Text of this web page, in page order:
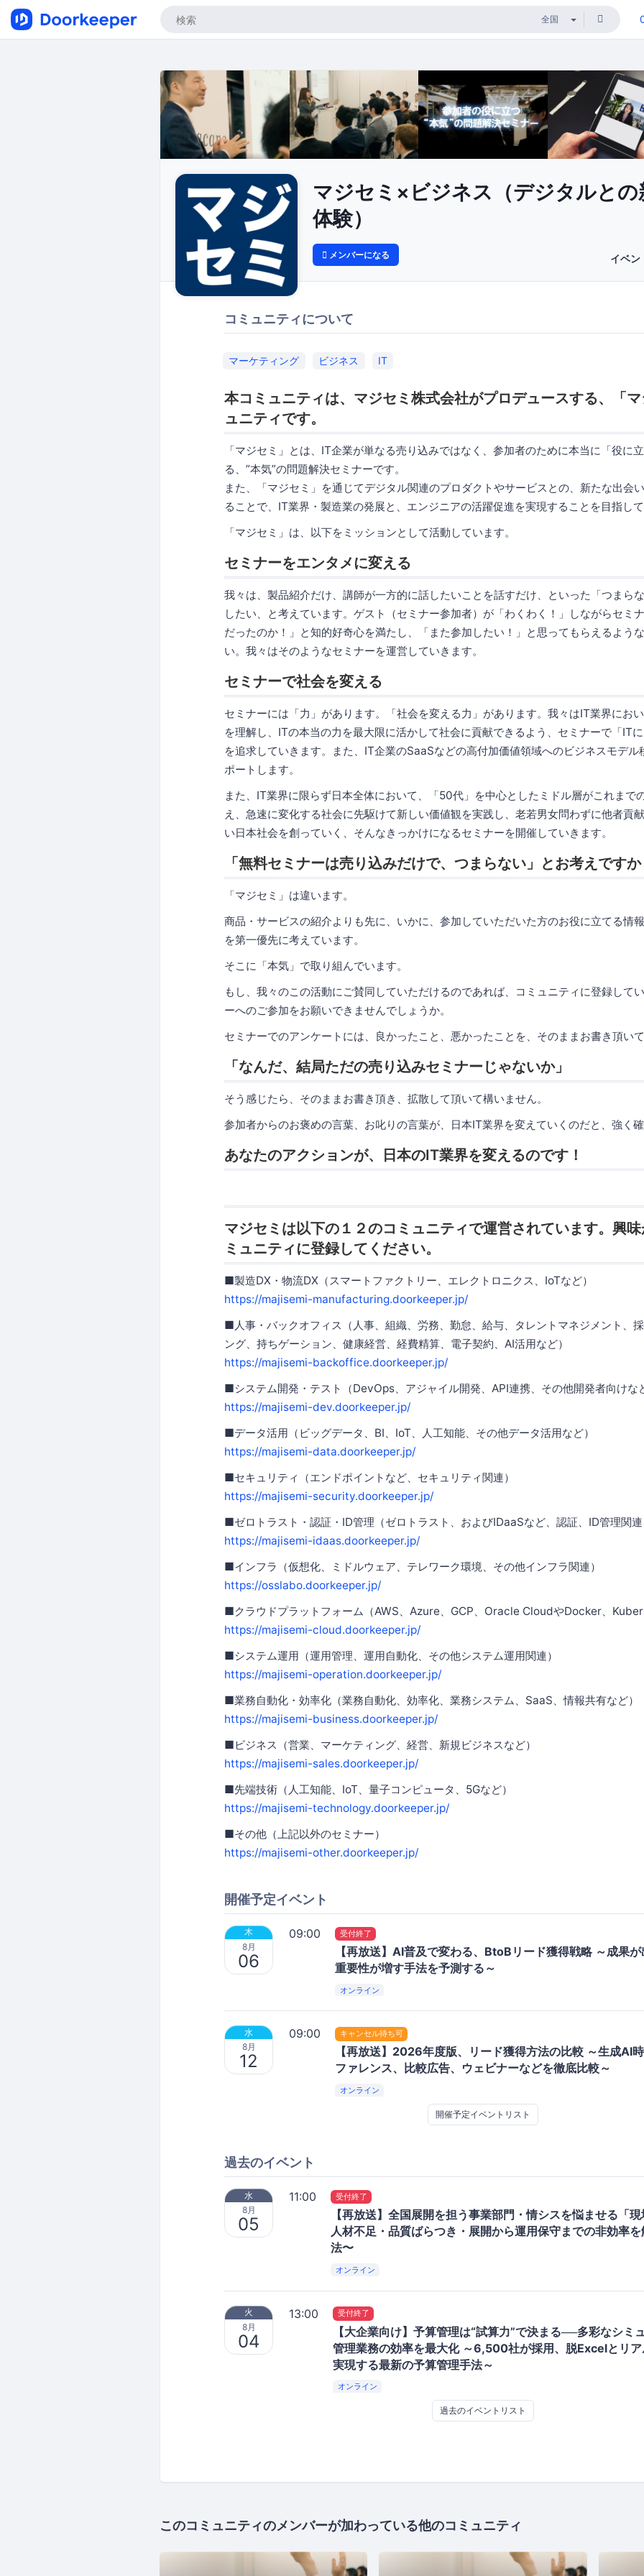
マジセミ×ビジネス（デジタルとの
体験）
メンバーになる イベン
コミュニティについて
マーケティング ビジネス IT
本コミュニティは、マジセミ株式会社がプロデュースする、「
ュニティです。
「マジセミ」とは、IT企業が単なる売り込みではなく、参加者のために本当に「役に
る、”本気”の問題解決セミナーです。
また、「マジセミ」を通じてデジタル関連のプロダクトやサービスとの、新たな出会
ることで、IT業界・製造業の発展と、エンジニアの活躍促進を実現することを目指して
「マジセミ」は、以下をミッションとして活動しています。
セミナーをエンタメに変える
我々は、製品紹介だけ、講師が一方的に話したいことを話すだけ、といった「つまら
したい、と考えています。ゲスト（セミナー参加者）が「わくわく！」しながらセミ
だったのか！」と知的好奇心を満たし、「また参加したい！」と思ってもらえるよう
い。我々はそのようなセミナーを運営していきます。
セミナーで社会を変える
セミナーには「力」があります。「社会を変える力」があります。我々はIT業界にお
を理解し、ITの本当の力を最大限に活かして社会に貢献できるよう、セミナーで「ITに
を追求していきます。また、IT企業のSaaSなどの高付加価値領域へのビジネスモデル
ポートします。
また、IT業界に限らず日本全体において、「50代」を中心としたミドル層がこれまで
え、急速に変化する社会に先駆けて新しい価値観を実践し、老若男女問わずに他者貢
い日本社会を創っていく、そんなきっかけになるセミナーを開催していきます。
「無料セミナーは売り込みだけで、つまらない」とお考えですか
「マジセミ」は違います。
商品・サービスの紹介よりも先に、いかに、参加していただいた方のお役に立てる情
を第一優先に考えています。
そこに「本気」で取り組んでいます。
もし、我々のこの活動にご賛同していただけるのであれば、コミュニティに登録して
ーへのご参加をお願いできませんでしょうか。
セミナーでのアンケートには、良かったこと、悪かったことを、そのままお書き頂いて
「なんだ、結局ただの売り込みセミナーじゃないか」
そう感じたら、そのままお書き頂き、拡散して頂いて構いません。
参加者からのお褒めの言葉、お叱りの言葉が、日本IT業界を変えていくのだと、強く確
あなたのアクションが、日本のIT業界を変えるのです！
マジセミは以下の１２のコミュニティで運営されています。興
ミュニティに登録してください。
■製造DX・物流DX（スマートファクトリー、エレクトロニクス、IoTなど）
https://majisemi-manufacturing.doorkeeper.jp/
■人事・バックオフィス（人事、組織、労務、勤怠、給与、タレントマネジメント、
ング、持ちゲーション、健康経営、経費精算、電子契約、AI活用など）
https://majisemi-backoffice.doorkeeper.jp/
■システム開発・テスト（DevOps、アジャイル開発、API連携、その他開発者向けな
https://majisemi-dev.doorkeeper.jp/
■データ活用（ビッグデータ、BI、IoT、人工知能、その他データ活用など）
https://majisemi-data.doorkeeper.jp/
■セキュリティ（エンドポイントなど、セキュリティ関連）
https://majisemi-security.doorkeeper.jp/
■ゼロトラスト・認証・ID管理（ゼロトラスト、およびIDaaSなど、認証、ID管理関連
https://majisemi-idaas.doorkeeper.jp/
■インフラ（仮想化、ミドルウェア、テレワーク環境、その他インフラ関連）
https://osslabo.doorkeeper.jp/
■クラウドプラットフォーム（AWS、Azure、GCP、Oracle CloudやDocker、
https://majisemi-cloud.doorkeeper.jp/
■システム運用（運用管理、運用自動化、その他システム運用関連）
https://majisemi-operation.doorkeeper.jp/
■業務自動化・効率化（業務自動化、効率化、業務システム、SaaS、情報共有など）
https://majisemi-business.doorkeeper.jp/
■ビジネス（営業、マーケティング、経営、新規ビジネスなど）
https://majisemi-sales.doorkeeper.jp/
■先端技術（人工知能、IoT、量子コンピュータ、5Gなど）
https://majisemi-technology.doorkeeper.jp/
■その他（上記以外のセミナー）
https://majisemi-other.doorkeeper.jp/
開催予定イベント
木
8月
06
09:00 受付終了
【再放送】AI普及で変わる、BtoBリード獲得戦略 ～成果が
重要性が増す手法を予測する～
オンライン
水
8月
12
09:00 キャンセル待ち可
【再放送】2026年度版、リード獲得方法の比較 ～生成AI
ファレンス、比較広告、ウェビナーなどを徹底比較～
オンライン
開催予定イベントリスト
過去のイベント
水
8月
05
11:00 受付終了
【再放送】全国展開を担う事業部門・情シスを悩ませる「
人材不足・品質ばらつき・展開から運用保守までの非効率
法〜
オンライン
火
8月
04
13:00 受付終了
【大企業向け】予算管理は“試算力”で決まる──多彩なシミ
管理業務の効率を最大化 ～6,500社が採用、脱Excelとリ
実現する最新の予算管理手法～
オンライン
過去のイベントリスト
このコミュニティのメンバーが加わっている他のコミュニティ